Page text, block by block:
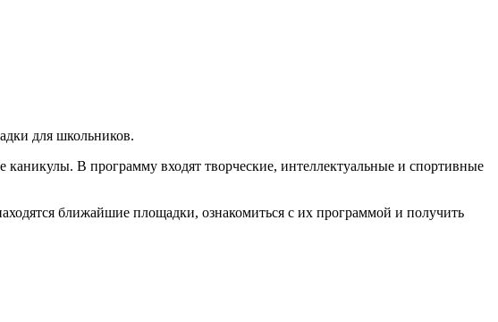
для школьников.
В программу входят творческие, интеллектуальные и спортивные
ближайшие площадки, ознакомиться с их программой и получить